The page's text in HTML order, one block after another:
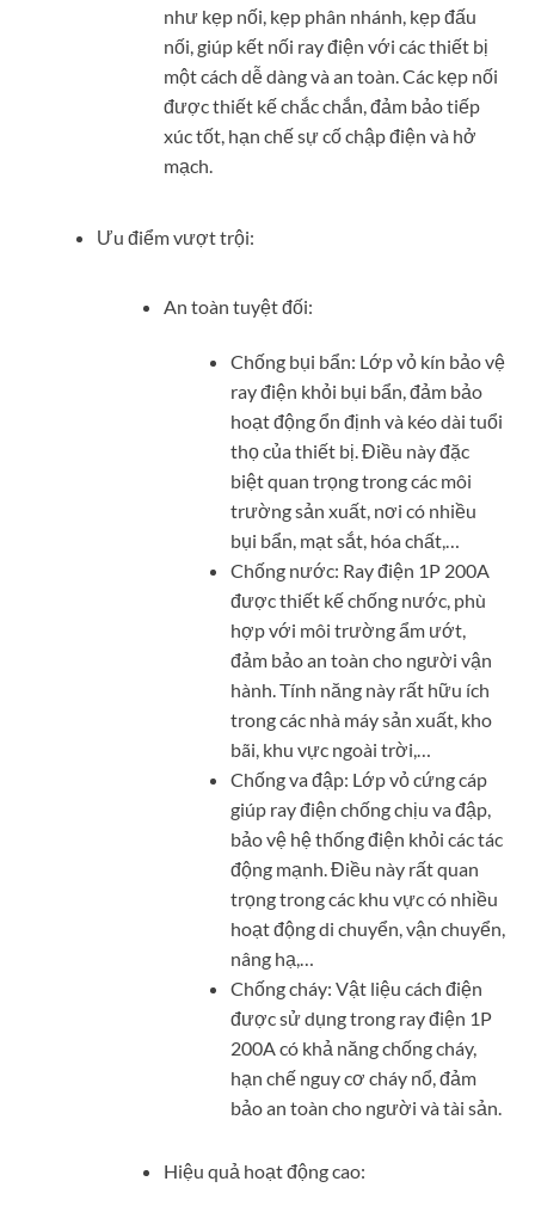
như kẹp nối, kẹp phân nhánh, kẹp đấu
nối, giúp kết nối ray điện với các thiết bị
một cách dễ dàng và an toàn. Các kẹp nối
được thiết kế chắc chắn, đảm bảo tiếp
xúc tốt, hạn chế sự cố chập điện và hở
mạch.
Ưu điểm vượt trội:
An toàn tuyệt đối:
Chống bụi bẩn: Lớp vỏ kín bảo vệ
ray điện khỏi bụi bẩn, đảm bảo
hoạt động ổn định và kéo dài tuổi
thọ của thiết bị. Điều này đặc
biệt quan trọng trong các môi
trường sản xuất, nơi có nhiều
bụi bẩn, mạt sắt, hóa chất,…
Chống nước: Ray điện 1P 200A
được thiết kế chống nước, phù
hợp với môi trường ẩm ướt,
đảm bảo an toàn cho người vận
hành. Tính năng này rất hữu ích
trong các nhà máy sản xuất, kho
bãi, khu vực ngoài trời,…
Chống va đập: Lớp vỏ cứng cáp
giúp ray điện chống chịu va đập,
bảo vệ hệ thống điện khỏi các tác
động mạnh. Điều này rất quan
trọng trong các khu vực có nhiều
hoạt động di chuyển, vận chuyển,
nâng hạ,…
Chống cháy: Vật liệu cách điện
được sử dụng trong ray điện 1P
200A có khả năng chống cháy,
hạn chế nguy cơ cháy nổ, đảm
bảo an toàn cho người và tài sản.
Hiệu quả hoạt động cao: